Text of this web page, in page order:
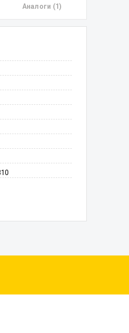
Аналоги (1)